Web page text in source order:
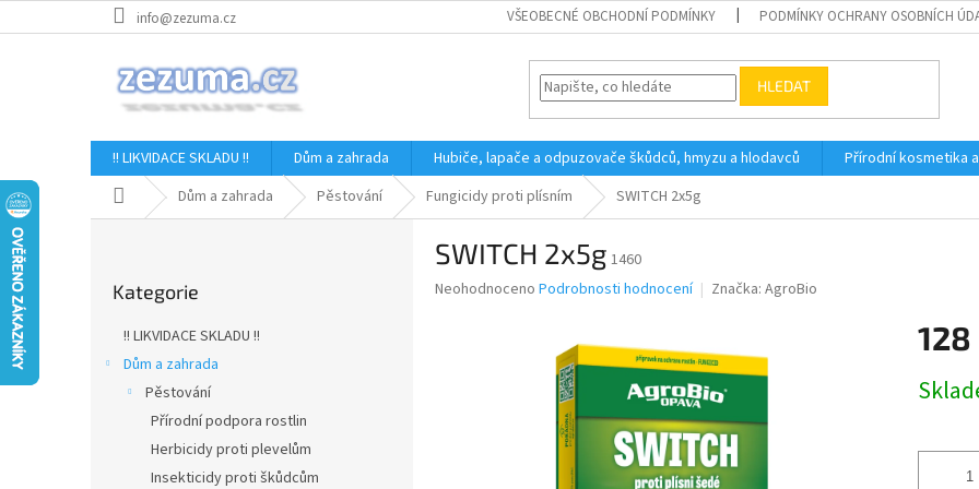
na
info@zezuma.cz VŠEOBECNÉ OBCHODNÍ PODMÍNKY PODMÍNKY OCHRANY OSOBNÍCH
HLEDAT
!! LIKVIDACE SKLADU !! Dům a zahrada Hubiče, lapače a odpuzovače škůdců, hmyzu a hlodavců Přírodní kosmetika
Domů Dům a zahrada Pěstování Fungicidy proti plísním SWITCH 2x5g
kategorie
Kategorie
!! LIKVIDACE SKLADU !!
Dům a zahrada
Pěstování
Přírodní podpora rostlin
Herbicidy proti plevelům
Insekticidy proti škůdcům
SWITCH 2x5g 1460
Průměrné
Neohodnoceno Podrobnosti hodnocení Značka: AgroBio
128
cena: